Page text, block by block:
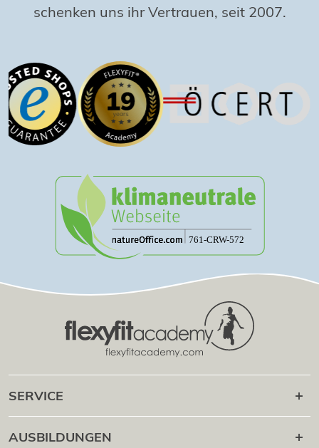
schenken uns ihr Vertrauen, seit 2007.
SERVICE
Karriere danach
AUSBILDUNGEN